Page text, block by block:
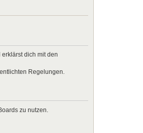
erklärst dich mit den
Regelungen.
zu nutzen.